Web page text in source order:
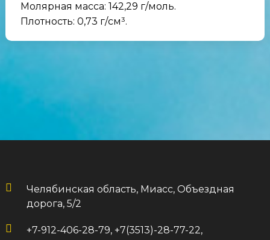
Молярная масса: 142,29 г/моль.
Плотность: 0,73 г/см³.
Челябинская область, Миасс, Объездная
дорога, 5/2
+7-912-406-28-79, +7(3513)-28-77-22,